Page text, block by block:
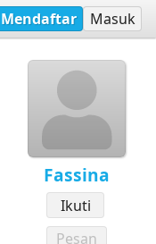
Mendaftar Masuk
Fassina
Ikuti
Pesan